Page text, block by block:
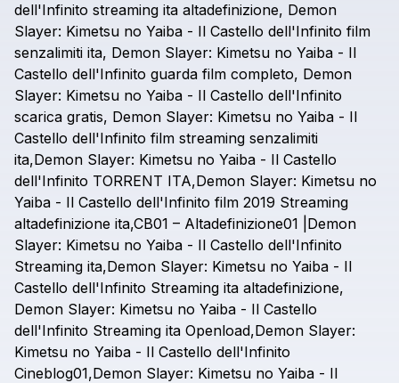
dell'Infinito streaming ita altadefinizione, Demon
Slayer: Kimetsu no Yaiba - Il Castello dell'Infinito film
senzalimiti ita, Demon Slayer: Kimetsu no Yaiba - Il
Castello dell'Infinito guarda film completo, Demon
Slayer: Kimetsu no Yaiba - Il Castello dell'Infinito
scarica gratis, Demon Slayer: Kimetsu no Yaiba - Il
Castello dell'Infinito film streaming senzalimiti
ita,Demon Slayer: Kimetsu no Yaiba - Il Castello
dell'Infinito TORRENT ITA,Demon Slayer: Kimetsu no
Yaiba - Il Castello dell'Infinito film 2019 Streaming
altadefinizione ita,CB01 – Altadefinizione01 |Demon
Slayer: Kimetsu no Yaiba - Il Castello dell'Infinito
Streaming ita,Demon Slayer: Kimetsu no Yaiba - Il
Castello dell'Infinito Streaming ita altadefinizione,
Demon Slayer: Kimetsu no Yaiba - Il Castello
dell'Infinito Streaming ita Openload,Demon Slayer:
Kimetsu no Yaiba - Il Castello dell'Infinito
Cineblog01,Demon Slayer: Kimetsu no Yaiba - Il